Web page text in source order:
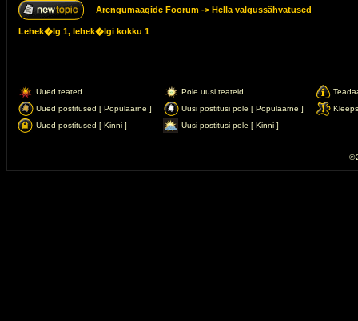
Arengumaagide Foorum -> Hella valgussähvatused
Lehek�lg 1, lehek�lgi kokku 1
Uued teated Pole uusi teateid
Uued postitused [ Populaarne ]
Uusi postitusi pole [ Populaarne ]
Kleeps
Uued postitused [ Kinni ]
Uusi postitusi pole [ Kinni ]
©